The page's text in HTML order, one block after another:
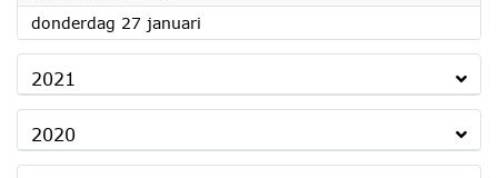
donderdag 27 januari
2021
2020